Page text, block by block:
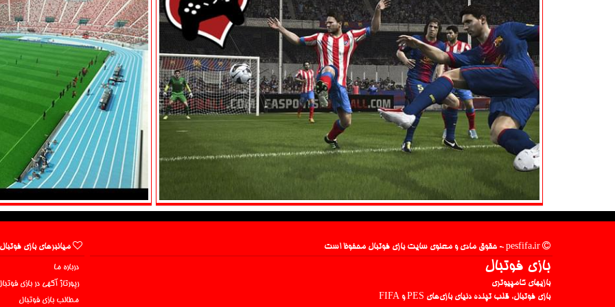
بازی فوتبال
بازیهای کامپیوتری
بازی فوتبال، قلب تپنده دنیای بازی‌های PES و FIFA
میانبرهای بازی
درباره ما
رپورتاژ آگهی در بازی
مطالب بازی فوتبال